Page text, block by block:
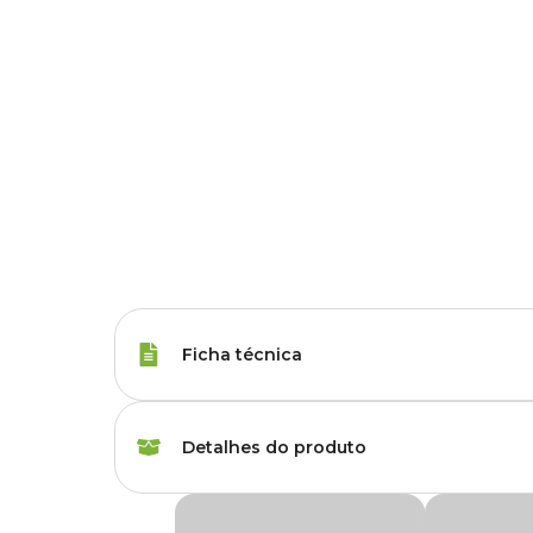
Ficha técnica
Idade Adulto
Detalhes do produto